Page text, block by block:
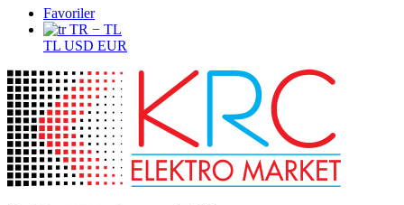
Favoriler
TR − TL
TL USD EUR